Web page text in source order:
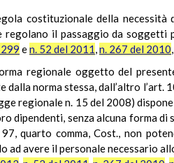
costituzionale della necessità
regolano il passaggio da soggetti
299 en. 52 del 2011,n. 267 del 2010,
regionale oggetto del
norma stessa, dall’altro l’art.
regionale n. 15 del 2008)
senza alcuna forma di
quarto comma, Cost., non
ad avere il personale